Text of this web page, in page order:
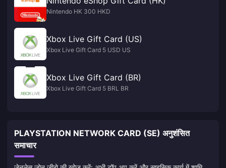
Nintendo HK 300 HKD
Xbox Live Gift Card (US)
Xbox Live Gift Card 5 USD US
Xbox Live Gift Card (BR)
Xbox Live Gift Card 5 BRL BR
PLAYSTATION NETWORK CARD (SE) अनुशंसित
समाचार